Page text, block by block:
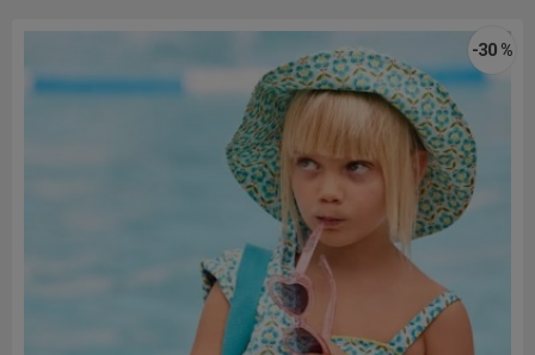
-30 %